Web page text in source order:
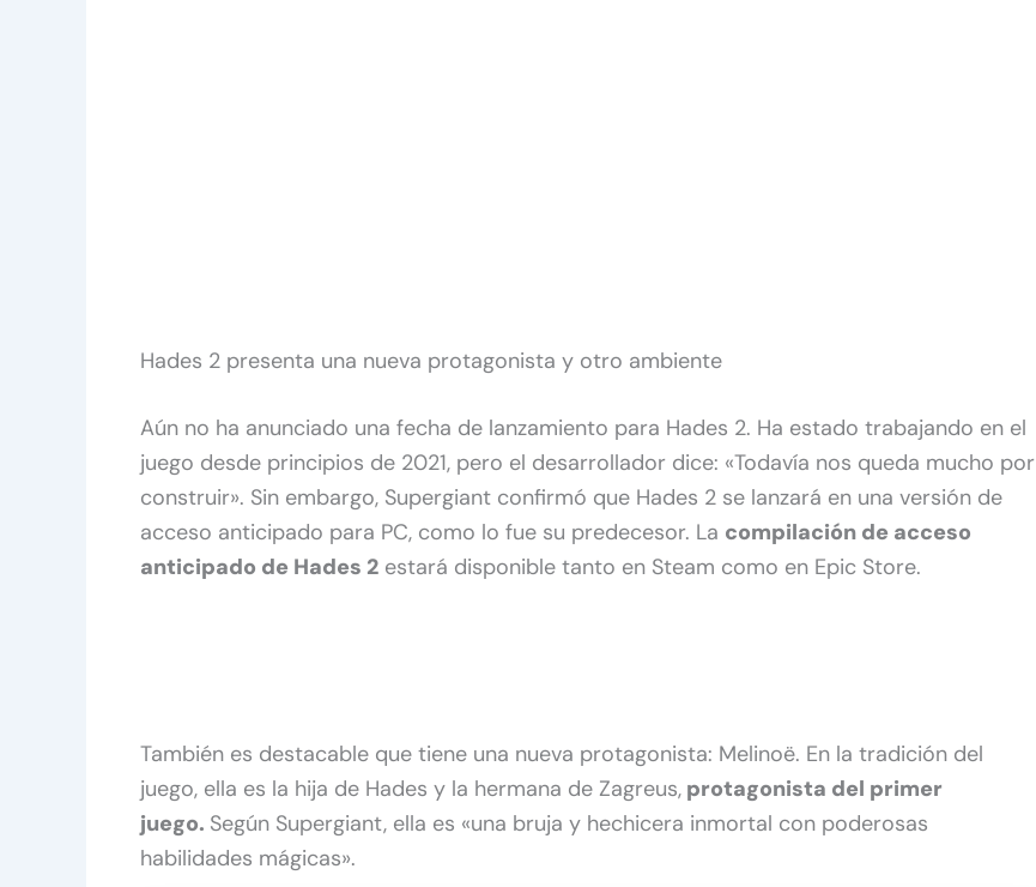
Hades 2 presenta una nueva protagonista y otro ambiente
Aún no ha anunciado una fecha de lanzamiento para Hades 2. Ha estado trabajando en el
juego desde principios de 2021, pero el desarrollador dice: «Todavía nos queda mucho por
construir». Sin embargo, Supergiant confirmó que Hades 2 se lanzará en una versión de
acceso anticipado para PC, como lo fue su predecesor. La compilación de acceso
anticipado de Hades 2 estará disponible tanto en Steam como en Epic Store.
También es destacable que tiene una nueva protagonista: Melinoë. En la tradición del
juego, ella es la hija de Hades y la hermana de Zagreus, protagonista del primer
juego. Según Supergiant, ella es «una bruja y hechicera inmortal con poderosas
habilidades mágicas».